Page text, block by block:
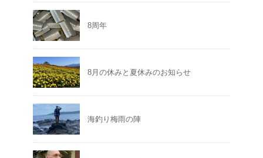
8周年
8月の休みと夏休みのお知らせ
海釣り梅雨の陣